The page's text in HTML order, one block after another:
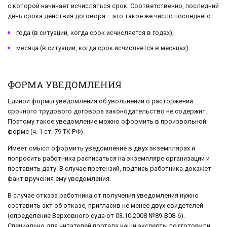
с которой начинает исчисляться срок. Соответственно, последний
день срока действия договора – это такое же число последнего:
года (в ситуации, когда срок исчисляется в годах);
месяца (в ситуации, когда срок исчисляется в месяцах).
ФОРМА УВЕДОМЛЕНИЯ
Единой формы уведомления об увольнении о расторжении
срочного трудового договора законодательство не содержит.
Поэтому такое уведомление можно оформить в произвольной
форме (ч. 1 ст. 79 ТК РФ).
Имеет смысл оформить уведомление в двух экземплярах и
попросить работника расписаться на экземпляре организации и
поставить дату. В случае претензий, подпись работника докажет
факт вручения ему уведомления.
В случае отказа работника от получения уведомления нужно
составить акт об отказе, пригласив не менее двух свидетелей
(определение Верховного суда от 03.10.2008 №89-В08-6).